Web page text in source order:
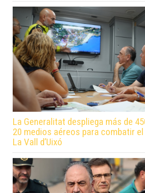
La Generalitat despliega más de
20 medios aéreos para combatir
La Vall d’Uixó